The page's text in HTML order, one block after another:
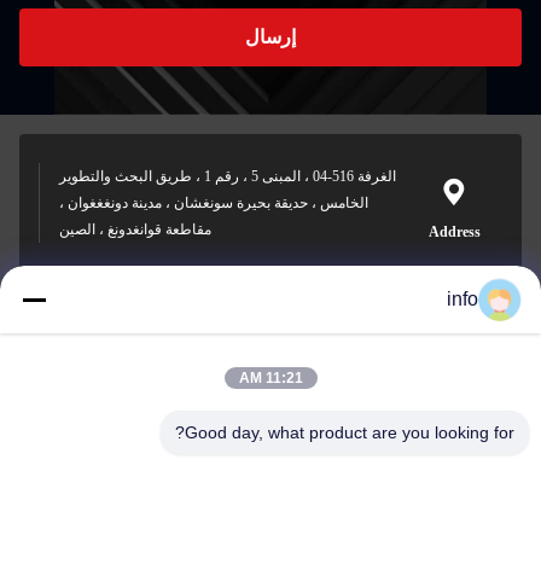
إرسال
Address
الغرفة 516-04 ، المبنى 5 ، رقم 1 ، طريق البحث والتطوير
الخامس ، حديقة بحيرة سونغشان ، مدينة دونغغغوان ،
مقاطعة قوانغدونغ ، الصين
info
11:21 AM
Good day, what product are you looking for?